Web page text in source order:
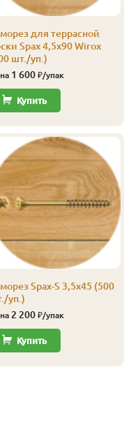
для террасной
Spax 4,5х90 Wirox
шт./уп.)
1 600 ₽/упак
Купить
Spax-S 3,5х45 (500
уп.)
2 200 ₽/упак
Купить